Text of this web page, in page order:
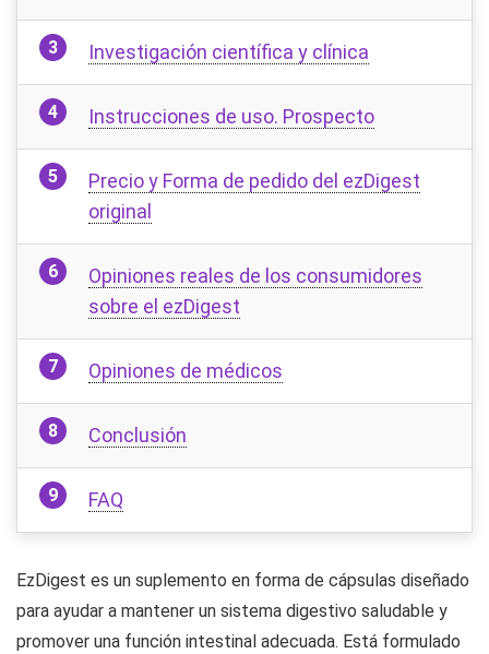
Investigación científica y clínica
Instrucciones de uso. Prospecto
Precio y Forma de pedido del ezDigest
original
Opiniones reales de los consumidores
sobre el ezDigest
Opiniones de médicos
Conclusión
FAQ
EzDigest es un suplemento en forma de cápsulas diseñado
para ayudar a mantener un sistema digestivo saludable y
promover una función intestinal adecuada. Está formulado